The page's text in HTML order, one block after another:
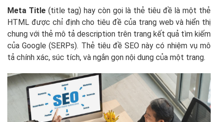
Meta Title (title tag) hay còn gọi là thẻ tiêu đề là một thẻ
HTML được chỉ định cho tiêu đề của trang web và hiển thị
chung với thẻ mô tả description trên trang kết quả tìm kiếm
của Google (SERPs). Thẻ tiêu đề SEO này có nhiệm vụ mô
tả chính xác, súc tích, và ngắn gọn nội dung của một trang.